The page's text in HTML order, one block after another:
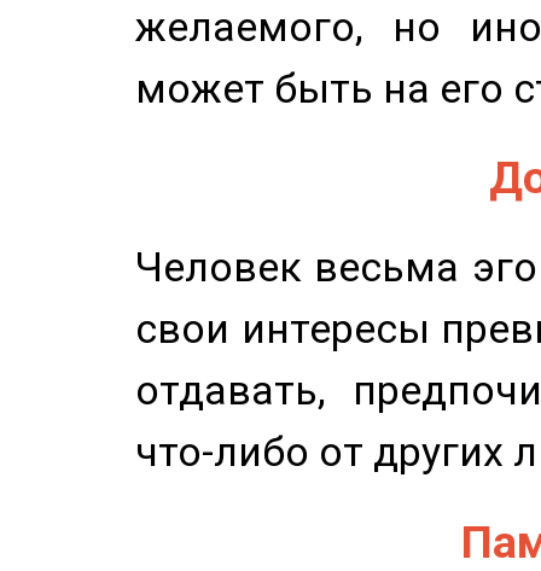
желаемого, но
может быть на его
Человек весьма
свои интересы
отдавать,
что-либо от других